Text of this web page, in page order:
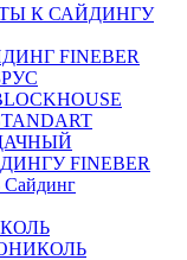
К САЙДИНГУ
FINEBER
FINEBER
Сайдинг